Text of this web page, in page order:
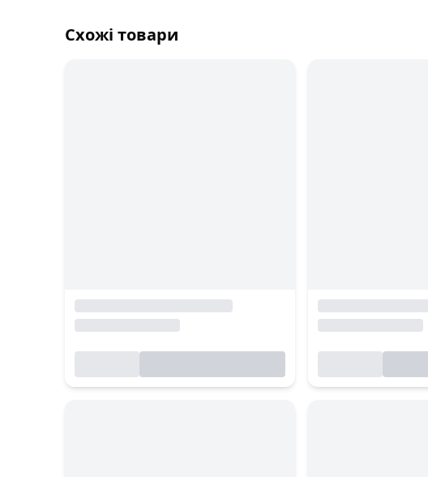
Схожі товари